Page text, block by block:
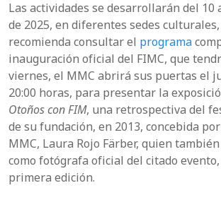
Las actividades se desarrollarán del 10
de 2025, en diferentes sedes
recomienda consultar el programa
inauguración oficial del FIMC, que
viernes, el MMC abrirá sus puertas el
20:00 horas, para presentar la
Otoños con FIM, una retrospectiva del
de su fundación, en 2013, concebida
MMC, Laura Rojo Färber, quien
como fotógrafa oficial del citado evento,
primera edición.